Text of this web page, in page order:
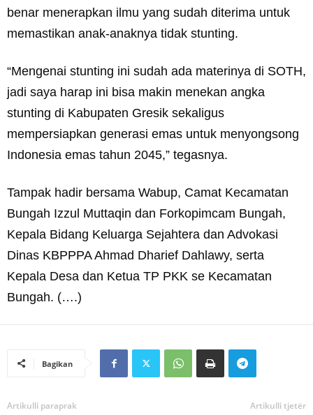
benar menerapkan ilmu yang sudah diterima untuk
memastikan anak-anaknya tidak stunting.
“Mengenai stunting ini sudah ada materinya di SOTH,
jadi saya harap ini bisa makin menekan angka
stunting di Kabupaten Gresik sekaligus
mempersiapkan generasi emas untuk menyongsong
Indonesia emas tahun 2045,” tegasnya.
Tampak hadir bersama Wabup, Camat Kecamatan
Bungah Izzul Muttaqin dan Forkopimcam Bungah,
Kepala Bidang Keluarga Sejahtera dan Advokasi
Dinas KBPPPA Ahmad Dharief Dahlawy, serta
Kepala Desa dan Ketua TP PKK se Kecamatan
Bungah. (….)
Bagikan
Artikulli paraprak Artikulli tjetër